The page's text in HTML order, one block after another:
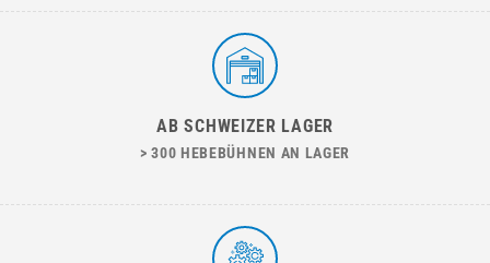
AB SCHWEIZER LAGER
> 300 HEBEBÜHNEN AN LAGER